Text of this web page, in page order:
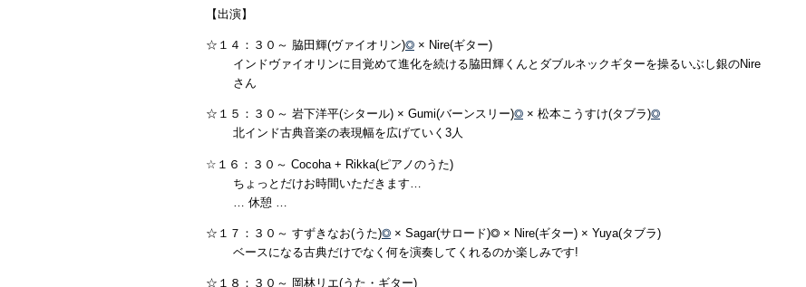
【出演】
☆１４：３０～ 脇田輝(ヴァイオリン)◎ × Nire(ギター)
インドヴァイオリンに目覚めて進化を続ける脇田輝くんとダブルネックギターを操るいぶし銀のNire
さん
☆１５：３０～ 岩下洋平(シタール) × Gumi(バーンスリー)◎ × 松本こうすけ(タブラ)◎
北インド古典音楽の表現幅を広げていく3人
☆１６：３０～ Cocoha + Rikka(ピアノのうた)
ちょっとだけお時間いただきます…
… 休憩 …
☆１７：３０～ すずきなお(うた)◎ × Sagar(サロード)◎ × Nire(ギター) × Yuya(タブラ)
ベースになる古典だけでなく何を演奏してくれるのか楽しみです!
☆１８：３０～ 岡林リエ(うた・ギター)